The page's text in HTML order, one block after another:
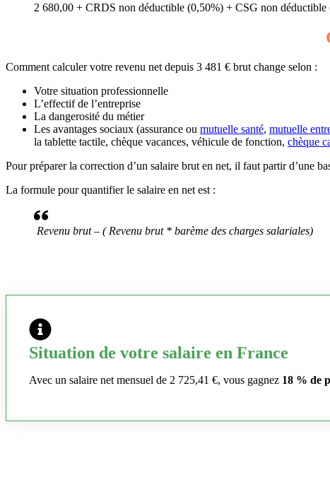
2 680,00 + CRDS non déductible (0,50%) + CSG non déductible
Comment calculer votre revenu net depuis 3 481 € brut change selon :
Votre situation professionnelle
L’effectif de l’entreprise
La dangerosité du métier
Les avantages sociaux (assurance ou mutuelle santé, mutuelle
la tablette tactile, chèque vacances, véhicule de fonction, chèque
Pour préparer la correction d’un salaire brut en net, il faut partir d’une
La formule pour quantifier le salaire en net est :
Revenu brut – ( Revenu brut * barème des charges salariales)
Situation de votre salaire en France
Avec un salaire net mensuel de 2 725,41 €, vous gagnez 18 % de